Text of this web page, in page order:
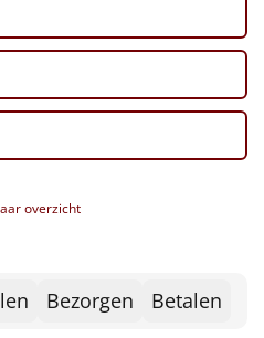
overzicht
Bezorgen Betalen